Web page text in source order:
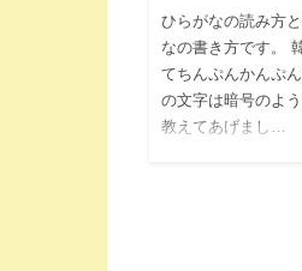
ひらがなの読み方
なの書き方です。
てちんぷんかんぷ
の文字は暗号のよ
教えてあげまし…